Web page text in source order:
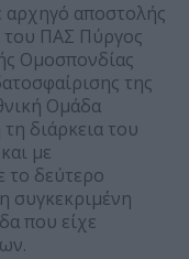
αρχηγό αποστολής
του ΠΑΣ Πύργος
Ομοσπονδίας
της
Ομάδα
διάρκεια του
με
το δεύτερο
συγκεκριμένη
που είχε